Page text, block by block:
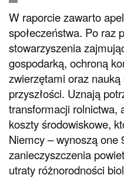
W raporcie zawarto
społeczeństwa. Po raz
stowarzyszenia
gospodarką, ochroną
zwierzętami oraz
przyszłości. Uznają
transformacji rolnictwa,
koszty środowiskowe,
Niemcy – wynoszą one
zanieczyszczenia
utraty różnorodności